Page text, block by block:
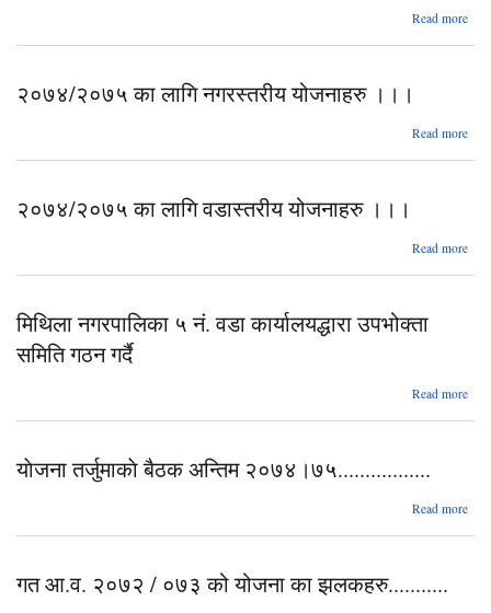
Read more
को
२०७४/२०७५ का लागि नगरस्तरीय योजनाहरु ।।।
Read more
२०७४/२०७५ का लागि वडास्तरीय योजनाहरु ।।।
Read more
मिथिला नगरपालिका ५ नं. वडा कार्यालयद्धारा उपभोक्ता
समिति गठन गर्दै
Read more
याेजना तर्जुमाकाे बैठक अन्तिम २०७४।७५.................
Read more
गत आ.व. २०७२ / ०७३ को योजना का झलकहरु...........